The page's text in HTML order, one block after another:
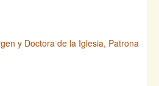
y Doctora de la Iglesia, Patrona